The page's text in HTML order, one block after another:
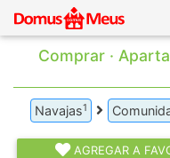
Comprar ·
Navajas1
AGREGAR A